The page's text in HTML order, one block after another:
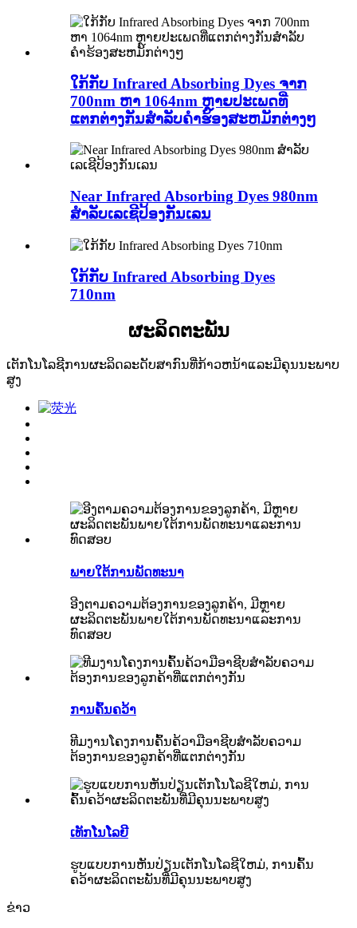
ໃກ້ກັບ Infrared Absorbing Dyes ຈາກ
700nm ຫາ 1064nm ຫຼາຍປະເພດທີ່
ແຕກຕ່າງກັນສໍາລັບຄໍາຮ້ອງສະຫມັກຕ່າງໆ
Near Infrared Absorbing Dyes 980nm
ສໍາລັບເລເຊີປ້ອງກັນເລນ
ໃກ້ກັບ Infrared Absorbing Dyes
710nm
ຜະ​ລິດ​ຕະ​ພັນ
ເຕັກໂນໂລຊີການຜະລິດລະດັບສາກົນທີ່ກ້າວຫນ້າແລະມີຄຸນນະພາບ
ສູງ
ພາຍ​ໃຕ້​ການ​ພັດ​ທະ​ນາ
ອີງຕາມຄວາມຕ້ອງການຂອງລູກຄ້າ, ມີຫຼາຍ
ຜະລິດຕະພັນພາຍໃຕ້ການພັດທະນາແລະການ
ທົດສອບ
ການຄົ້ນຄວ້າ
ທີມງານໂຄງການຄົ້ນຄ້ວາມືອາຊີບສໍາລັບຄວາມ
ຕ້ອງການຂອງລູກຄ້າທີ່ແຕກຕ່າງກັນ
ເທັກໂນໂລຍີ
ຮູບແບບການຫັນປ່ຽນເຕັກໂນໂລຊີໃຫມ່, ການຄົ້ນ
ຄວ້າຜະລິດຕະພັນທີ່ມີຄຸນນະພາບສູງ
ຂ່າວ